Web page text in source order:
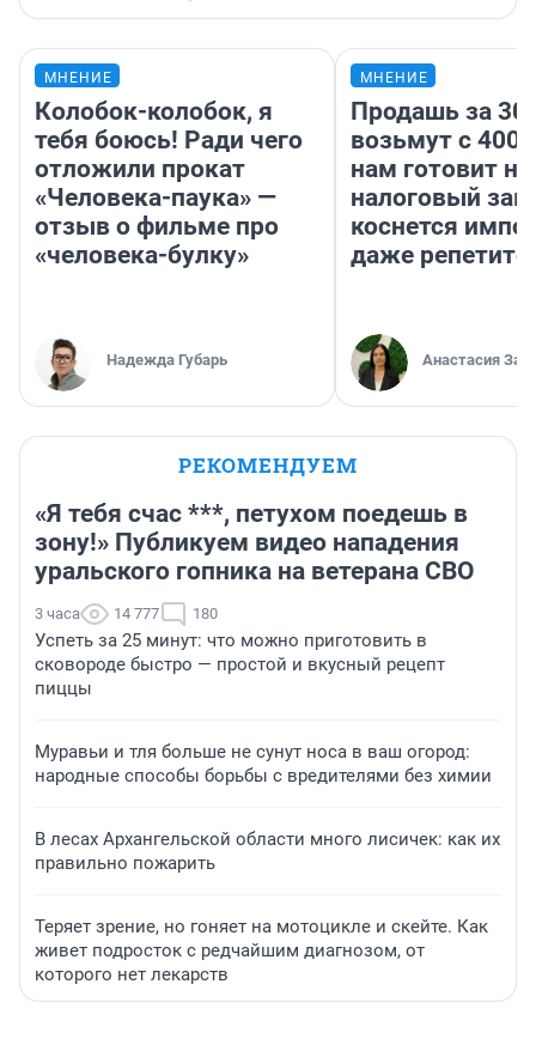
МНЕНИЕ
Колобок-колобок, я
тебя боюсь! Ради чего
отложили прокат
«Человека-паука» —
отзыв о фильме про
«человека-булку»
Надежда Губарь
МНЕНИЕ
Продашь за
возьмут с
нам готовит
налоговый
коснется
даже
Анастасия
РЕКОМЕНДУЕМ
«Я тебя счас ***, петухом поедешь в
зону!» Публикуем видео нападения
уральского гопника на ветерана СВО
3 часа 14 777 180
Успеть за 25 минут: что можно приготовить в
сковороде быстро — простой и вкусный рецепт
пиццы
Муравьи и тля больше не сунут носа в ваш огород:
народные способы борьбы с вредителями без химии
В лесах Архангельской области много лисичек: как их
правильно пожарить
Теряет зрение, но гоняет на мотоцикле и скейте. Как
живет подросток с редчайшим диагнозом, от
которого нет лекарств